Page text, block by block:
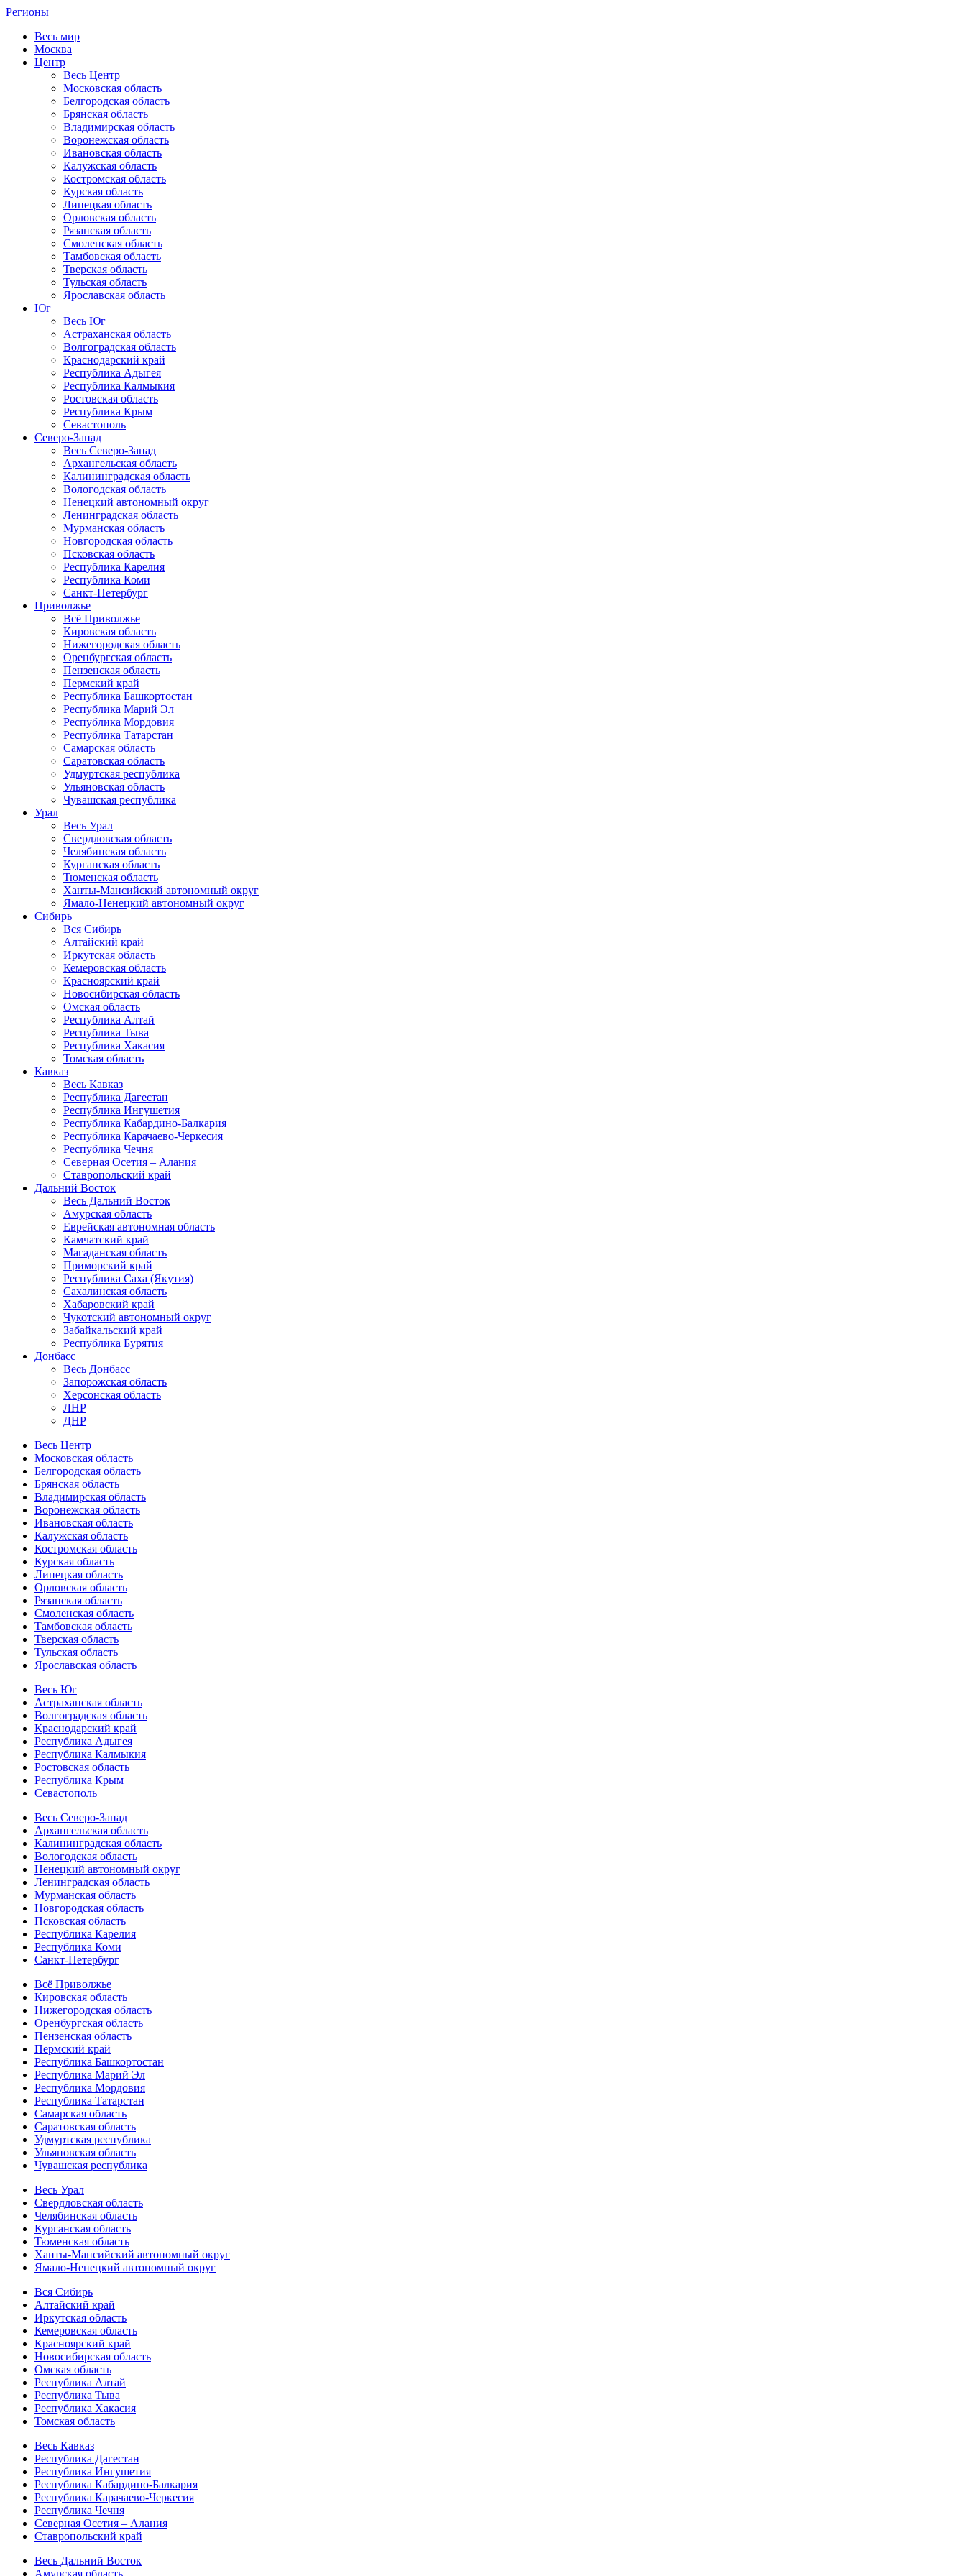
Регионы
Весь мир
Москва
Центр
Весь Центр
Московская область
Белгородская область
Брянская область
Владимирская область
Воронежская область
Ивановская область
Калужская область
Костромская область
Курская область
Липецкая область
Орловская область
Рязанская область
Смоленская область
Тамбовская область
Тверская область
Тульская область
Ярославская область
Юг
Весь Юг
Астраханская область
Волгоградская область
Краснодарский край
Республика Адыгея
Республика Калмыкия
Ростовская область
Республика Крым
Севастополь
Северо-Запад
Весь Северо-Запад
Архангельская область
Калининградская область
Вологодская область
Ненецкий автономный округ
Ленинградская область
Мурманская область
Новгородская область
Псковская область
Республика Карелия
Республика Коми
Санкт-Петербург
Приволжье
Всё Приволжье
Кировская область
Нижегородская область
Оренбургская область
Пензенская область
Пермский край
Республика Башкортостан
Республика Марий Эл
Республика Мордовия
Республика Татарстан
Самарская область
Саратовская область
Удмуртская республика
Ульяновская область
Чувашская республика
Урал
Весь Урал
Свердловская область
Челябинская область
Курганская область
Тюменская область
Ханты-Мансийский автономный округ
Ямало-Ненецкий автономный округ
Сибирь
Вся Сибирь
Алтайский край
Иркутская область
Кемеровская область
Красноярский край
Новосибирская область
Омская область
Республика Алтай
Республика Тыва
Республика Хакасия
Томская область
Кавказ
Весь Кавказ
Республика Дагестан
Республика Ингушетия
Республика Кабардино-Балкария
Республика Карачаево-Черкесия
Республика Чечня
Северная Осетия – Алания
Ставропольский край
Дальний Восток
Весь Дальний Восток
Амурская область
Еврейская автономная область
Камчатский край
Магаданская область
Приморский край
Республика Саха (Якутия)
Сахалинская область
Хабаровский край
Чукотский автономный округ
Забайкальский край
Республика Бурятия
Донбасс
Весь Донбасс
Запорожская область
Херсонская область
ЛНР
ДНР
Весь Центр
Московская область
Белгородская область
Брянская область
Владимирская область
Воронежская область
Ивановская область
Калужская область
Костромская область
Курская область
Липецкая область
Орловская область
Рязанская область
Смоленская область
Тамбовская область
Тверская область
Тульская область
Ярославская область
Весь Юг
Астраханская область
Волгоградская область
Краснодарский край
Республика Адыгея
Республика Калмыкия
Ростовская область
Республика Крым
Севастополь
Весь Северо-Запад
Архангельская область
Калининградская область
Вологодская область
Ненецкий автономный округ
Ленинградская область
Мурманская область
Новгородская область
Псковская область
Республика Карелия
Республика Коми
Санкт-Петербург
Всё Приволжье
Кировская область
Нижегородская область
Оренбургская область
Пензенская область
Пермский край
Республика Башкортостан
Республика Марий Эл
Республика Мордовия
Республика Татарстан
Самарская область
Саратовская область
Удмуртская республика
Ульяновская область
Чувашская республика
Весь Урал
Свердловская область
Челябинская область
Курганская область
Тюменская область
Ханты-Мансийский автономный округ
Ямало-Ненецкий автономный округ
Вся Сибирь
Алтайский край
Иркутская область
Кемеровская область
Красноярский край
Новосибирская область
Омская область
Республика Алтай
Республика Тыва
Республика Хакасия
Томская область
Весь Кавказ
Республика Дагестан
Республика Ингушетия
Республика Кабардино-Балкария
Республика Карачаево-Черкесия
Республика Чечня
Северная Осетия – Алания
Ставропольский край
Весь Дальний Восток
Амурская область